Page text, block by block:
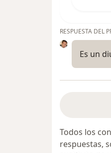
RESPUESTA DEL
Es un
Todos los
respuestas,